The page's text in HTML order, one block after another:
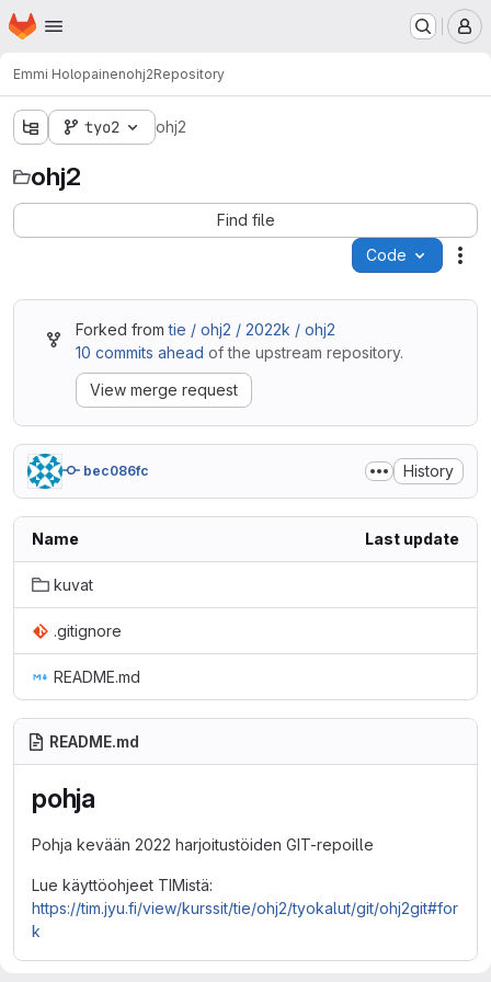
Skip to main content
Homepage
Emmi Holopainenohj2Repository
tyo2 ohj2
ohj2
Find file
Code
Forked fromtie / ohj2 / 2022k / ohj2
10 commits ahead of the upstream repository.
View merge request
bec086fc History
Name Last update
kuvat
.gitignore
README.md
README.md
pohja
Pohja kevään 2022 harjoitustöiden GIT-repoille
Lue käyttöohjeet TIMistä:
https://tim.jyu.fi/view/kurssit/tie/ohj2/tyokalut/git/ohj2git#for
k